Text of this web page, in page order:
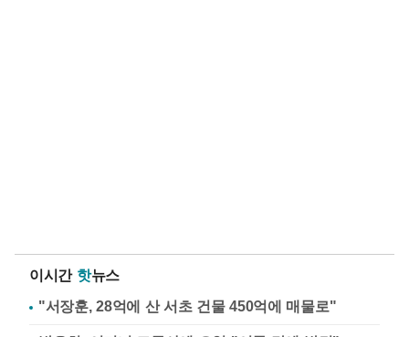
이시간 핫뉴스
"서장훈, 28억에 산 서초 건물 450억에 매물로"